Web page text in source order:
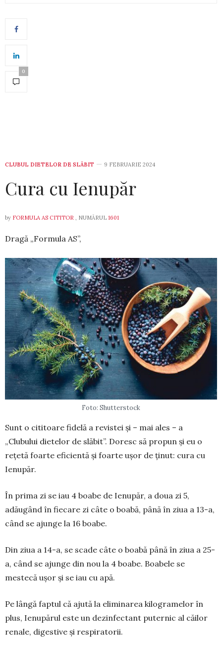
0
CLUBUL DIETELOR DE SLĂBIT 9 FEBRUARIE 2024
Cura cu Ienupăr
by FORMULA AS CITITOR , NUMĂRUL 1601
Dragă „Formula AS”,
Foto: Shutterstock
Sunt o cititoare fidelă a revistei și – mai ales – a
„Clubului dietelor de slă­bit”. Doresc să propun și eu o
rețetă foar­­te eficientă și foarte ușor de ținut: cura cu
Ienupăr.
În prima zi se iau 4 boabe de Ie­nupăr, a doua zi 5,
adăugând în fie­care zi câte o boabă, până în ziua a 13-a,
când se ajun­ge la 16 boabe.
Din ziua a 14-a, se sca­de câte o boabă până în ziua a 25-
a, când se ajunge din nou la 4 boabe. Boa­bele se
mestecă ușor și se iau cu apă.
Pe lângă faptul că aju­tă la eli­minarea ki­lo­­gra­­melor în
plus, Ie­nupărul este un dezin­fectant puternic al căi­lor
renale, digestive și respiratorii.